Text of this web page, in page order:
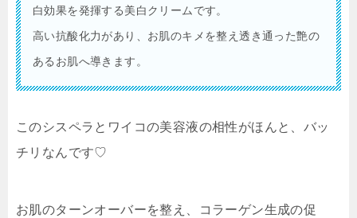
白効果を発揮する美白クリームです。
高い抗酸化力があり、お肌のキメを整え透き通った艶の
あるお肌へ導きます。
このシスペラとワイコの美容液の相性がほんと、バッ
チリなんです♡
お肌のターンオーバーを整え、コラーゲン生成の促